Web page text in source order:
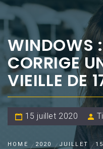
WINDOWS
CORRIGE
VIEILLE DE
15 juillet 2020
HOME 2020 JUILLET 15